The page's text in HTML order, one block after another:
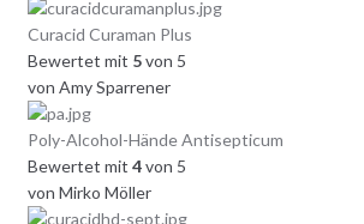
Curacid Curaman Plus
Bewertet mit 5von 5
von Amy Sparrener
Poly-Alcohol-Hände Antisepticum
Bewertet mit 4von 5
von Mirko Möller